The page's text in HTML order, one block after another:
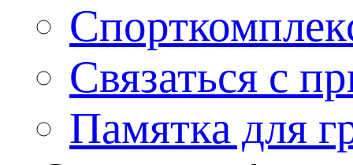
Связаться с
Памятка для